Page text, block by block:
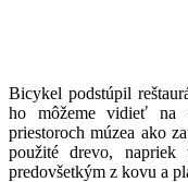
Bicykel podstúpil
ho môžeme vidieť na
priestoroch múzea ako
použité drevo, napriek
predovšetkým z kovu a